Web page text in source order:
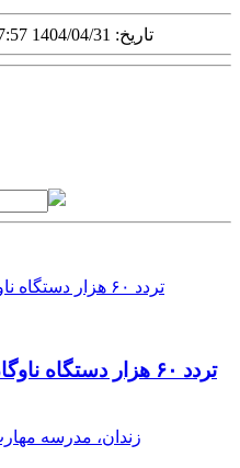
تاریخ: 1404/04/31 07:57 ق.ظ |
تردد ۶۰ هزار دستگاه